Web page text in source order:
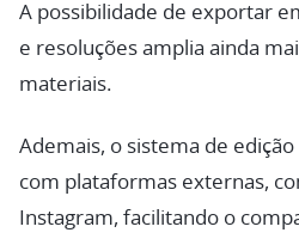
A possibilidade de exportar
e resoluções amplia ainda
materiais.
Ademais, o sistema de
com plataformas externas,
Instagram, facilitando o